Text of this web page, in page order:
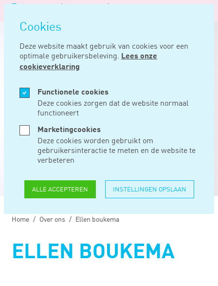
overslaan
Cookies
Deze website maakt gebruik van cookies voor een
optimale gebruikersbeleving. Lees onze
cookieverklaring
Functionele cookies
Deze cookies zorgen dat de website normaal
functioneert
Marketingcookies
Deze cookies worden gebruikt om
gebruikersinteractie te meten en de website te
verbeteren
ALLE ACCEPTEREN INSTELLINGEN OPSLAAN
Logo
Noord
Negentig
Home Over ons Ellen boukema
ELLEN BOUKEMA